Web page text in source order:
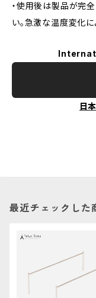
・使用後は製品が完
い。急激な温度変化に
日
最近チェックした